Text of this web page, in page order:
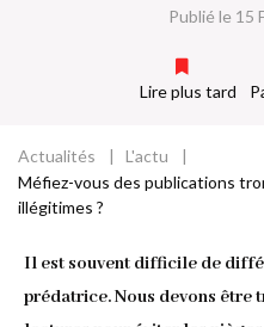
Publié le 15
Lire plus tard
Fil
d'Ariane
Actualités
L'actu
Méfiez-vous des publications
illégitimes ?
Il est souvent difficile de
prédatrice. Nous devons être